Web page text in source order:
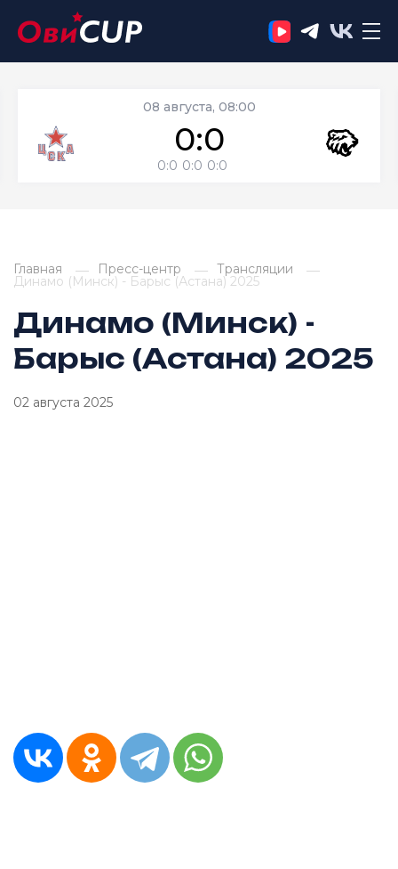
08 августа, 08:00
0:0
0:0 0:0 0:0
Главная Пресс-центр Трансляции
Динамо (Минск) - Барыс (Астана) 2025
Динамо (Минск) -
Барыс (Астана) 2025
02 августа 2025